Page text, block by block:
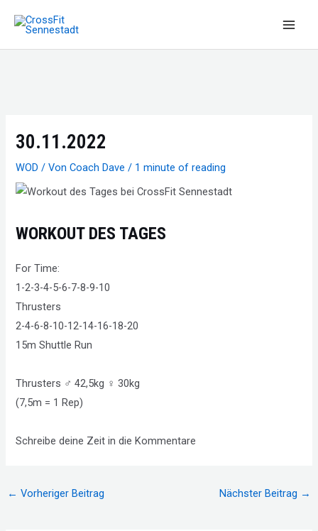
Inhalt
springen
30.11.2022
WOD / VonCoach Dave/ 1 minute of reading
WORKOUT DES TAGES
For Time:
1-2-3-4-5-6-7-8-9-10
Thrusters
2-4-6-8-10-12-14-16-18-20
15m Shuttle Run
Thrusters ♂ 42,5kg ♀ 30kg
(7,5m = 1 Rep)
Schreibe deine Zeit in die Kommentare
Beitragsnavigation
← Vorheriger Beitrag Nächster Beitrag →